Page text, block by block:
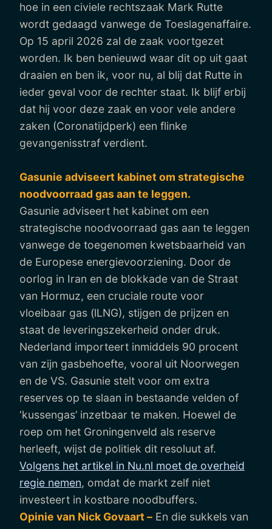
hoe in een civiele rechtszaak Mark Rutte
wordt gedaagd vanwege de Toeslagenaffaire.
Op 15 april 2026 zal de zaak voortgezet
worden. Ik ben benieuwd waar dit op uit gaat
draaien en ben ik, voor nu, al blij dat Rutte in
ieder geval voor de rechter staat. Ik blijf erbij
dat hij voor deze zaak en voor vele andere
zaken (Coronatijdperk) een flinke
gevangenisstraf verdient.
Gasunie adviseert kabinet om strategische
noodvoorraad gas aan te leggen.
Gasunie adviseert het kabinet om een
strategische noodvoorraad gas aan te leggen
vanwege de toegenomen kwetsbaarheid van
de Europese energievoorziening. Door de
oorlog in Iran en de blokkade van de Straat
van Hormuz, een cruciale route voor
vloeibaar gas (lLNG), stijgen de prijzen en
staat de leveringszekerheid onder druk.
Nederland importeert inmiddels 90 procent
van zijn gasbehoefte, vooral uit Noorwegen
en de VS. Gasunie stelt voor om extra
reserves op te slaan in bestaande velden of
‘kussengas’ inzetbaar te maken. Hoewel de
roep om het Groningenveld als reserve
herleeft, wijst de politiek dit resoluut af.
Volgens het artikel in Nu.nl moet de overheid
regie nemen, omdat de markt zelf niet
investeert in kostbare noodbuffers.
Opinie van Nick Govaart – En die sukkels van